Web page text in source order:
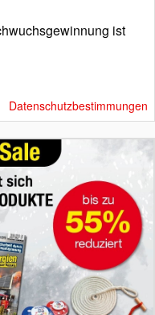
ist
Datenschutzbestimmungen